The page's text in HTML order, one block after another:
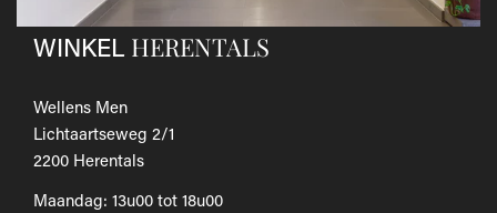
Voor onze uitgebreide beleid betreffende verzenden en
retourneren, raadpleeg onze Veelgestelde vragen
WINKEL HERENTALS
Wellens Men
Lichtaartseweg 2/1
2200 Herentals
Maandag: 13u00 tot 18u00